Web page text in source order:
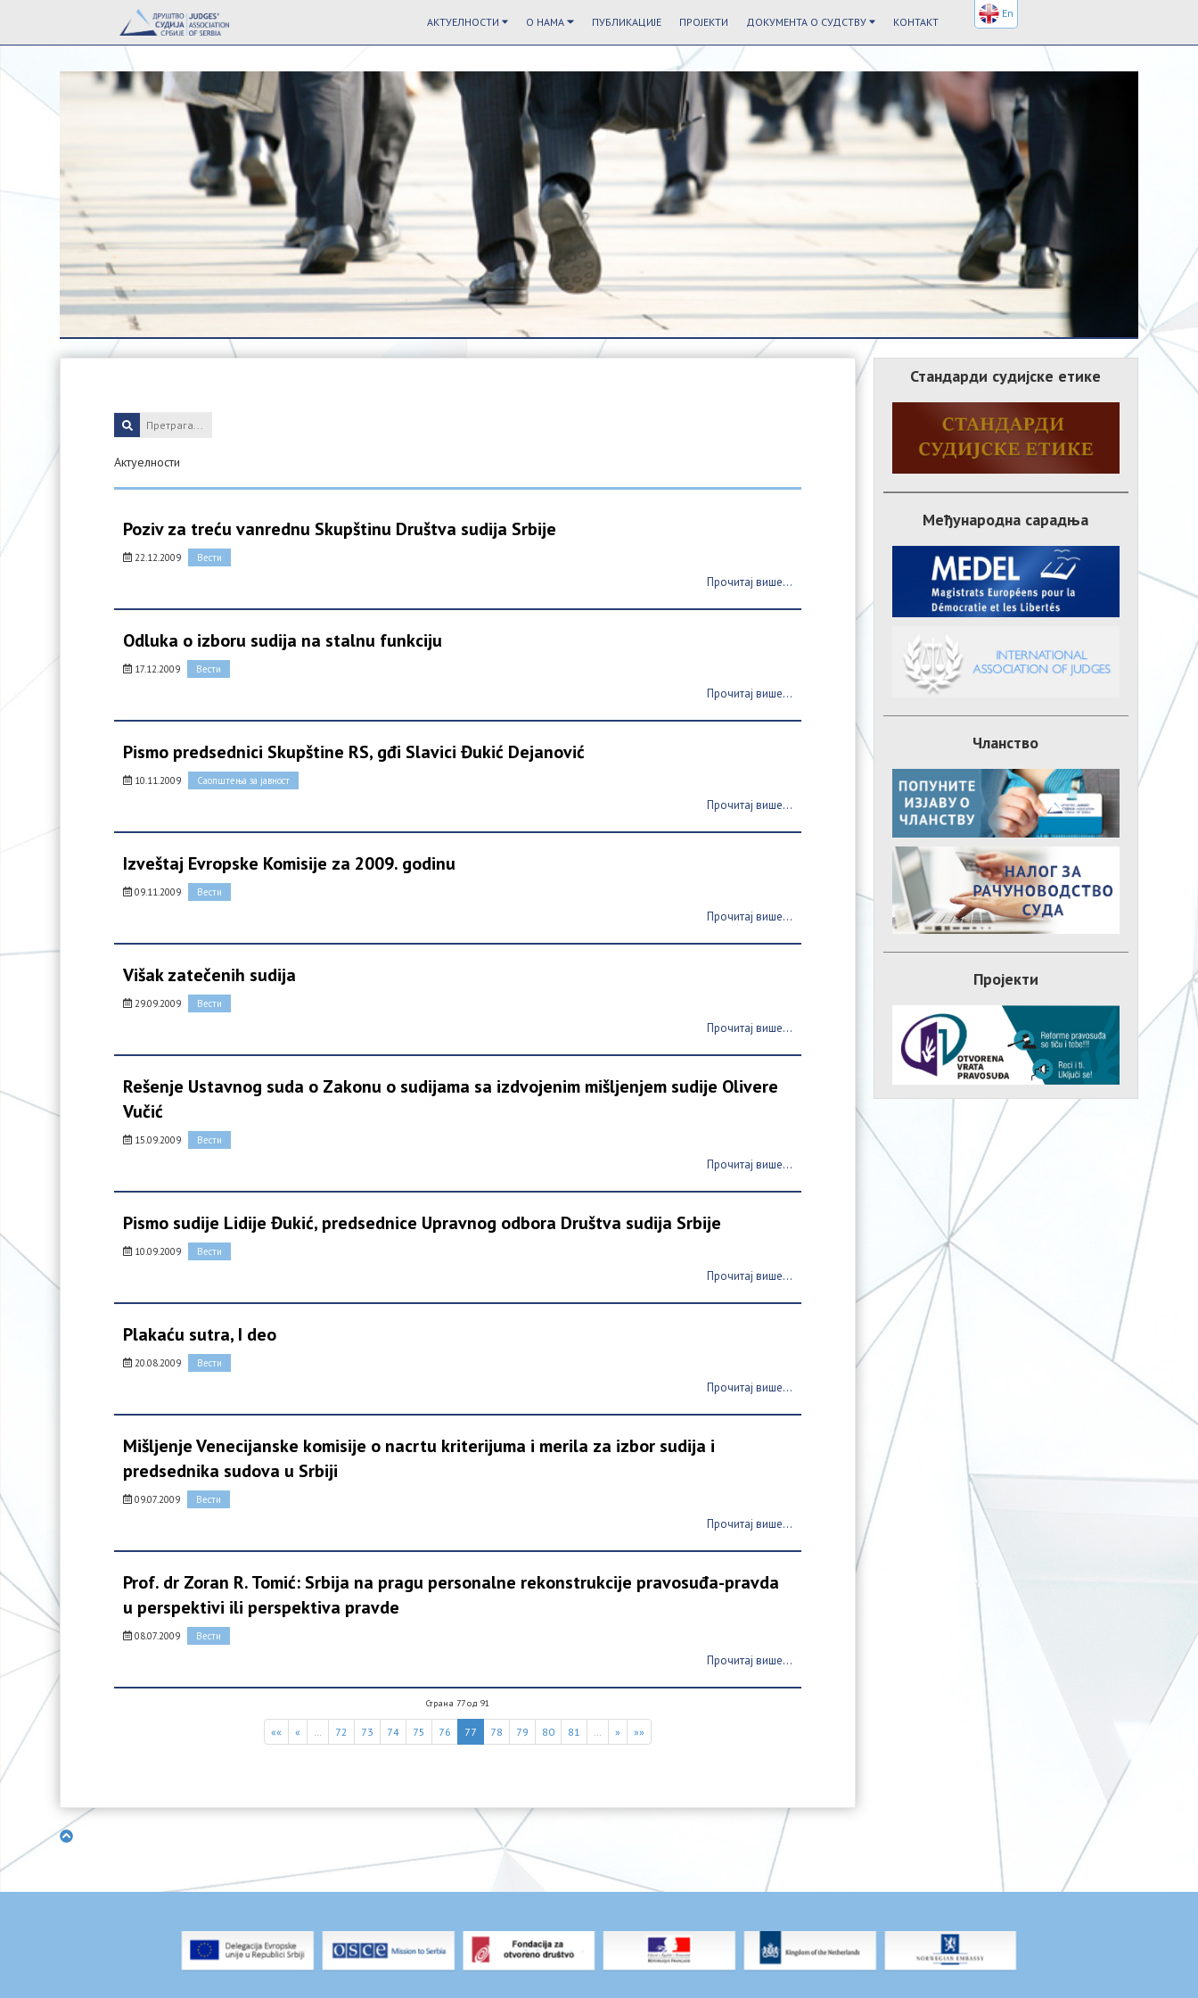
АКТУЕЛНОСТИ О НАМА ПУБЛИКАЦИЈЕ ПРОЈЕКТИ ДОКУМЕНТА О СУДСТВУ КОНТАКТ
Актуелности
Poziv za treću vanrednu Skupštinu Društva sudija Srbije
22.12.2009 Вести
Прочитај више...
Odluka o izboru sudija na stalnu funkciju
17.12.2009 Вести
Прочитај више...
Pismo predsednici Skupštine RS, gđi Slavici Đukić Dejanović
10.11.2009 Саопштења за јавност
Прочитај више...
Izveštaj Evropske Komisije za 2009. godinu
09.11.2009 Вести
Прочитај више...
Višak zatečenih sudija
29.09.2009 Вести
Прочитај више...
Rešenje Ustavnog suda o Zakonu o sudijama sa izdvojenim mišljenjem sudije Olivere
Vučić
15.09.2009 Вести
Прочитај више...
Pismo sudije Lidije Đukić, predsednice Upravnog odbora Društva sudija Srbije
10.09.2009 Вести
Прочитај више...
Plakaću sutra, I deo
20.08.2009 Вести
Прочитај више...
Mišljenje Venecijanske komisije o nacrtu kriterijuma i merila za izbor sudija i
predsednika sudova u Srbiji
09.07.2009 Вести
Прочитај више...
Prof. dr Zoran R. Tomić: Srbija na pragu personalne rekonstrukcije pravosuđa-pravda
u perspektivi ili perspektiva pravde
08.07.2009 Вести
Прочитај више...
Страна 77 од 91
«« « … 72 73 74 75 76 77 78 79 80 81 … » »»
Стандарди судијске етике
Међународна сарадња
Чланство
Пројекти
En